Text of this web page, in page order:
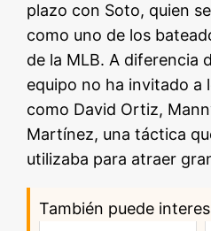
plazo con Soto, quien
como uno de los
de la MLB. A diferencia
equipo no ha invitado a
como David Ortiz,
Martínez, una táctica
utilizaba para atraer
También puede